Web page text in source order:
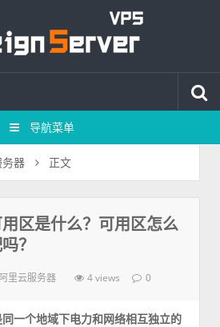
导航菜单
务器 正文
区是什么？可用区怎么
？
阿里云服务器 4 views 0
一个地域下电力和网络相互独立的